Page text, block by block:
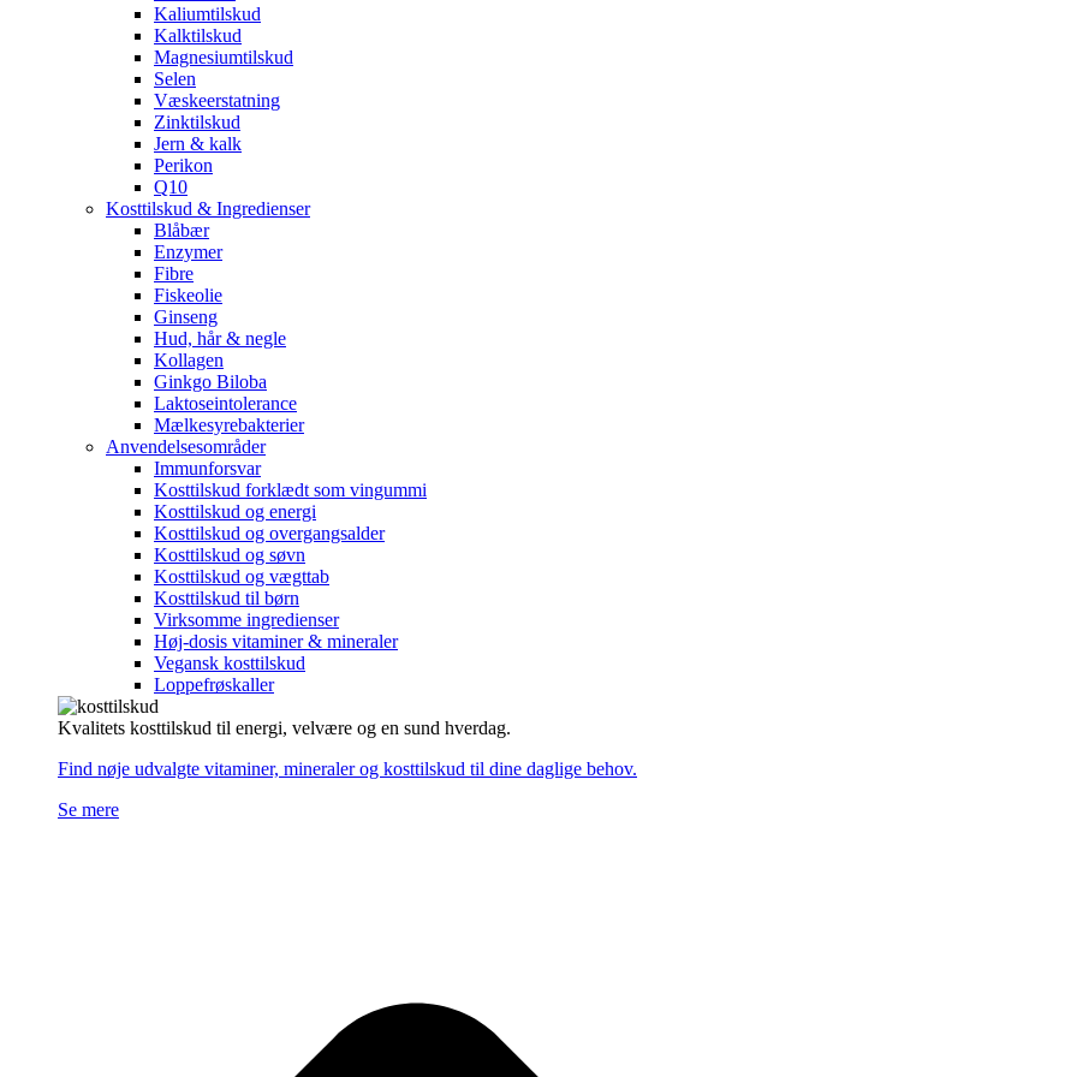
Kaliumtilskud
Kalktilskud
Magnesiumtilskud
Selen
Væskeerstatning
Zinktilskud
Jern & kalk
Perikon
Q10
Kosttilskud & Ingredienser
Blåbær
Enzymer
Fibre
Fiskeolie
Ginseng
Hud, hår & negle
Kollagen
Ginkgo Biloba
Laktoseintolerance
Mælkesyrebakterier
Anvendelsesområder
Immunforsvar
Kosttilskud forklædt som vingummi
Kosttilskud og energi
Kosttilskud og overgangsalder
Kosttilskud og søvn
Kosttilskud og vægttab
Kosttilskud til børn
Virksomme ingredienser
Høj-dosis vitaminer & mineraler
Vegansk kosttilskud
Loppefrøskaller
Kvalitets kosttilskud til energi, velvære og en sund hverdag.
Find nøje udvalgte vitaminer, mineraler og kosttilskud til dine daglige behov.
Se mere